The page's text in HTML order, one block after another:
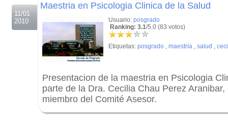
11/01
2010
Maestria en Psicologia Clinica de la Salud
Usuario: posgrado
Ranking: 3.1/5.0 (83 votos)
Etiquetas: posgrado , maestría , salud ,
Presentacion de la maestria en Psicologia
parte de la Dra. Cecilia Chau Perez
miembro del Comité Asesor.